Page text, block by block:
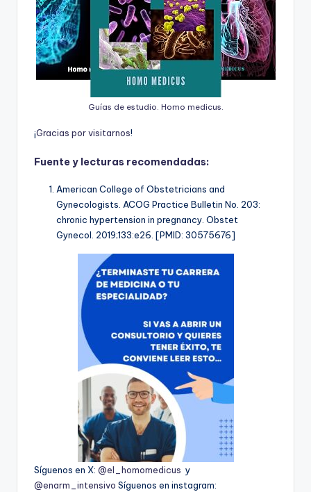
Guías de estudio. Homo medicus.
¡Gracias porvisitarnos!
Fuente y lecturas recomendadas:
American College of Obstetricians and
Gynecologists. ACOG Practice Bulletin No. 203:
chronic hypertension in pregnancy. Obstet
Gynecol. 2019;133:e26. [PMID: 30575676]
Síguenos en X: @el_homomedicus y
@enarm_intensivo Síguenos en instagram: